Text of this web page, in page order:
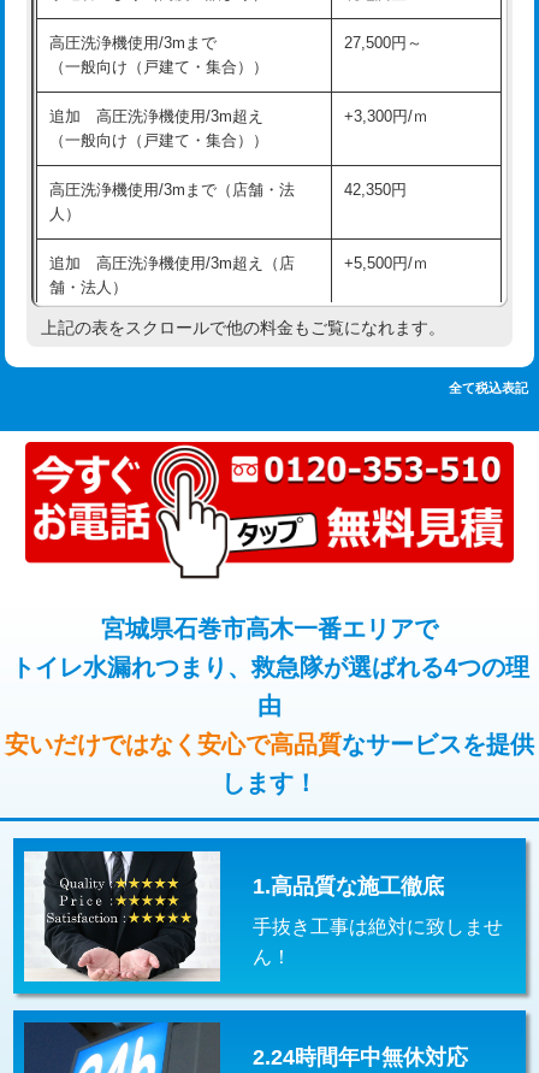
追加人工 16,500円
廃棄・処分 現場見積
※給水管工事は20mmまでの価格です。
持込商品取付（混合水栓）
持込商品取付（浄水器・分岐水栓） 16,500円
業）
排水管工事（追加 排水管工事/3ｍ超
え）
マス交換（土の掘削・埋め戻し作業） 11,000円~
マス交換（深さ50㎝以上） 66,000円
コンクリート斫り（厚さ10㎝まで） 27,500円
コンクリート斫り（厚さ10㎝超え） 38,500円
モルタル補修（厚さ10㎝まで） 27,500円
モルタル補修（厚さ10㎝超え） 38,500円
高圧洗浄機使用/3mまで
（一般向け（戸建て・集合））
27,500円～
追加 高圧洗浄機使用/3m超え
（一般向け（戸建て・集合））
+3,300円/ｍ
高圧洗浄機使用/3mまで（店舗・法
人）
42,350円
追加 高圧洗浄機使用/3m超え（店
舗・法人）
+5,500円/ｍ
高度高圧洗浄換 現地調査
トーラー機使用/3mまで 33,000円
追加トーラー機使用/3m超え +3,300円
カメラ調査 33,000円
止水・漏水調査・防水処理・清掃・修
理・調整・分解・加工など（軽作業）
11,000円
止水・漏水調査・防水処理・清掃・修
理・調整・分解・加工など（中作業）
止水・漏水調査・防水処理・清掃・修
その他部品の脱着
交換・取付（タンク） 22,000円+材料費
交換・取付(単水栓（壁付・デッキ
式）)
交換・取付(混合水栓（壁付・デッキ
式・ワンホール）)
上記の表をスクロールで他の料金もご覧になれます。
全て税込表記
宮城県石巻市高木一番エリアで
トイレ水漏れつまり、救急隊が選ばれる4つの理
由
安いだけではなく安心で高品質なサービスを提供
します！
1.高品質な施工徹底
手抜き工事は絶対に致しませ
ん！
2.24時間年中無休対応